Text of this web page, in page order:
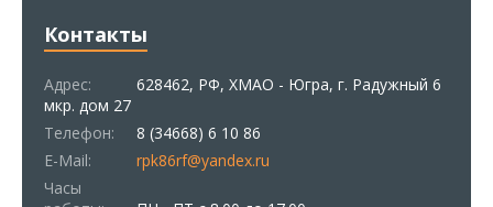
Контакты
Адрес:
628462, РФ, ХМАО - Югра, г. Радужный 6
мкр. дом 27
Телефон:
8 (34668) 6 10 86
E-Mail:
rpk86rf@yandex.ru
Часы